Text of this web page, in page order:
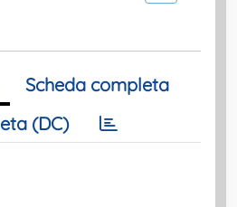
Scheda completa
(DC)